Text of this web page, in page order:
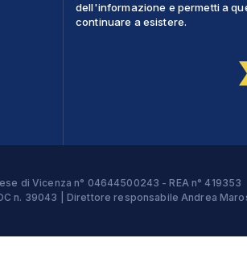
dell'informazione e permetti a
continuare a esistere.
di Vicenza n° 04644500243 - REA n° 419353
n. 39043 | Direttore responsabile Andrea